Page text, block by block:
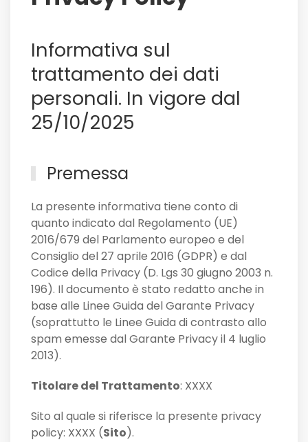
Informativa sul
trattamento dei dati
personali. In vigore dal
25/10/2025
Premessa
La presente informativa tiene conto di
quanto indicato dal Regolamento (UE)
2016/679 del Parlamento europeo e del
Consiglio del 27 aprile 2016 (GDPR) e dal
Codice della Privacy (D. Lgs 30 giugno 2003 n.
196). Il documento è stato redatto anche in
base alle Linee Guida del Garante Privacy
(soprattutto le Linee Guida di contrasto allo
spam emesse dal Garante Privacy il 4 luglio
2013).
Titolare del Trattamento: XXXX
Sito al quale si riferisce la presente privacy
policy: XXXX (Sito).